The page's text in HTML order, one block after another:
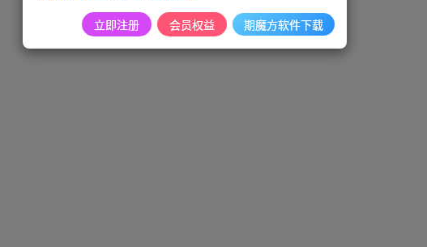
立即注册 会员权益 期魔方软件下载